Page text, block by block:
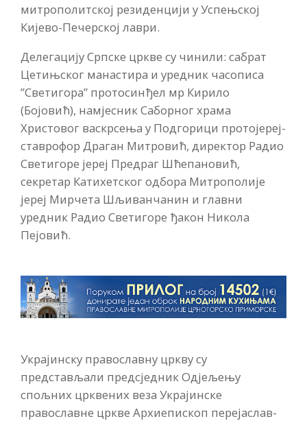
митрополитској резиденцији у Успењској
Кијево-Печерској лаври.
Делегацију Српске цркве су чинили: сабрат
Цетињског манастира и уредник часописа
”Светигора” протосинђел мр Кирило
(Бојовић), намјесник Саборног храма
Христовог васкрсења у Подгорици протојереј-
ставрофор Драган Митровић, директор Радио
Светигоре јереј Предраг Шћепановић,
секретар Катихетског одбора Митрополије
јереј Мирчета Шљиванчанин и главни
уредник Радио Светигоре ђакон Никола
Пејовић.
Украјинску православну цркву су
представљали предсједник Одјељењу
спољних црквених веза Украјинске
православне цркве Архиепископ перејаслав-